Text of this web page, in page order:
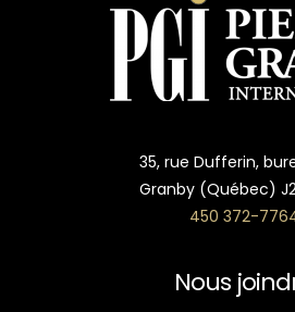
35, rue Dufferin,
Granby (Québec)
450 372-
Nous